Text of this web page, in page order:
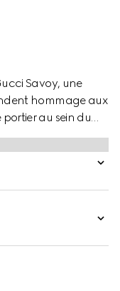
Savoy, une
hommage aux
au sein du
à chapeau rigide
et des codes
reste un